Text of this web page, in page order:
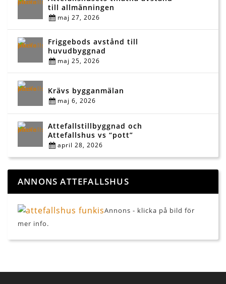
till allmänningen
maj 27, 2026
Friggebods avstånd till
huvudbyggnad
maj 25, 2026
Krävs bygganmälan
maj 6, 2026
Attefallstillbyggnad och
Attefallshus vs “pott”
april 28, 2026
ANNONS ATTEFALLSHUS
Annons - klicka på bild för
mer info.